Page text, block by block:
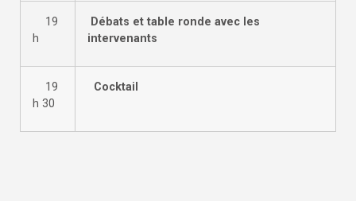
19
h
Débats et table ronde avec les
intervenants
19
h 30
Cocktail